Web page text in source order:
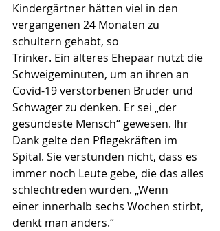
Kindergärtner hätten viel in den
vergangenen 24 Monaten zu
schultern gehabt, so
Trinker. Ein älteres Ehepaar nutzt die
Schweigeminuten, um an ihren an
Covid-19 verstorbenen Bruder und
Schwager zu denken. Er sei „der
gesündeste Mensch“ gewesen. Ihr
Dank gelte den Pflegekräften im
Spital. Sie verstünden nicht, dass es
immer noch Leute gebe, die das alles
schlechtreden würden. „Wenn
einer innerhalb sechs Wochen stirbt,
denkt man anders.“